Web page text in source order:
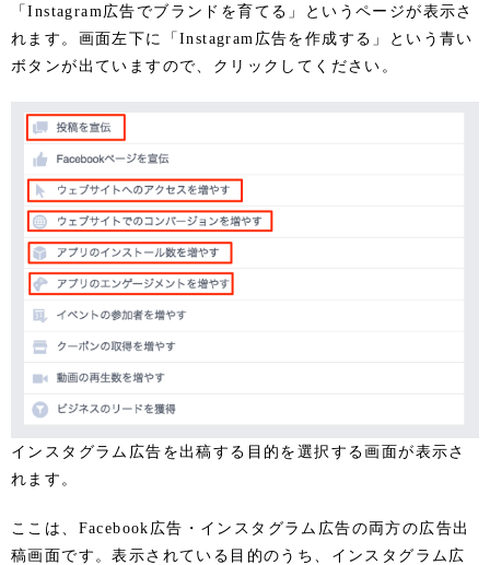
「Instagram広告でブランドを育てる」というページが表示さ
れます。画面左下に「Instagram広告を作成する」という青い
ボタンが出ていますので、クリックしてください。
インスタグラム広告を出稿する目的を選択する画面が表示さ
れます。
ここは、Facebook広告・インスタグラム広告の両方の広告出
稿画面です。表示されている目的のうち、インスタグラム広